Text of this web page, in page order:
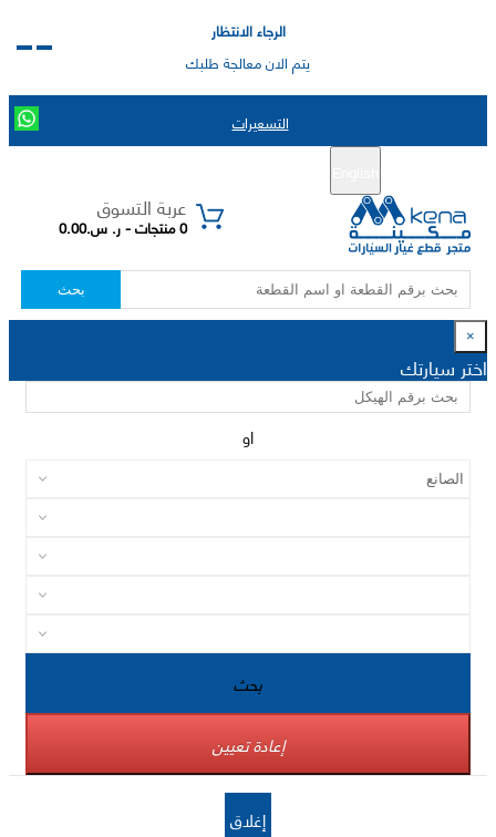
الرجاء الانتظار
يتم الان معالجة طلبك
التسعيرات
عربة التسوق
0 منتجات - ر. س.0.00
بحث
×
اختر سيارتك
او
بحث
إعادة تعيين
إغلاق